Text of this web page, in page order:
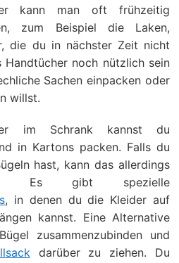
kann man oft frühzeitig
zum Beispiel die Laken,
die du in nächster Zeit nicht
Handtücher noch nützlich sein
Sachen einpacken oder
willst.
im Schrank kannst du
in Kartons packen. Falls du
hast, kann das allerdings
Es gibt spezielle
, in denen du die Kleider auf
kannst. Eine Alternative
zusammenzubinden und
darüber zu ziehen. Du